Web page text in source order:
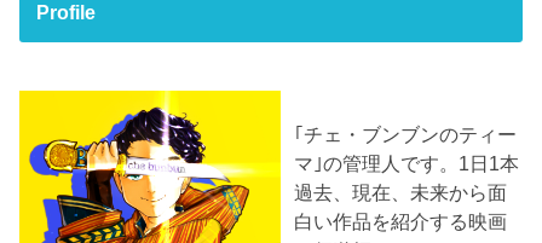
Profile
｢チェ・ブンブンのティー
マ｣の管理人です。1日1本
過去、現在、未来から面
白い作品を紹介する映画